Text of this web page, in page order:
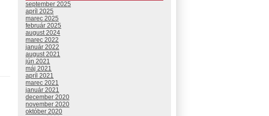
september 2025
apríl 2025
marec 2025
február 2025
august 2024
marec 2022
január 2022
august 2021
jún 2021
máj 2021
apríl 2021
marec 2021
január 2021
december 2020
november 2020
október 2020